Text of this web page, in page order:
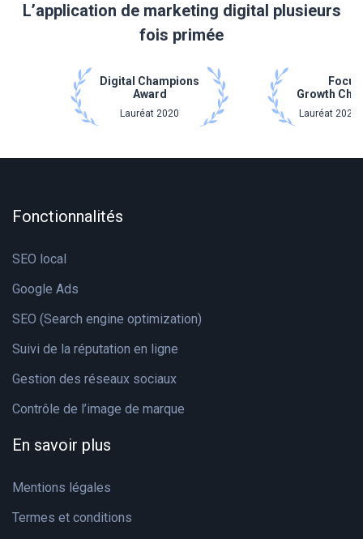
L’application de marketing digital plusieurs
fois primée
Digital Champions
Award
Lauréat 2020
Focus
Growth
Lauréat 2021
Fonctionnalités
SEO local
Google Ads
SEO (Search engine optimization)
Suivi de la réputation en ligne
Gestion des réseaux sociaux
Contrôle de l’image de marque
En savoir plus
Mentions légales
Termes et conditions